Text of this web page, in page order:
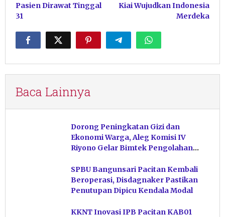
Pasien Dirawat Tinggal
31
Kiai Wujudkan Indonesia
Merdeka
Baca Lainnya
Dorong Peningkatan Gizi dan
Ekonomi Warga, Aleg Komisi IV
Riyono Gelar Bimtek Pengolahan
SPBU Bangunsari Pacitan Kembali
Beroperasi, Disdagnaker Pastikan
Penutupan Dipicu Kendala Modal
KKNT Inovasi IPB Pacitan KAB01